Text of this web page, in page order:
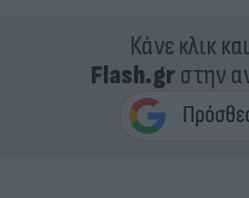
Κάνε κλικ
Flash.grστην